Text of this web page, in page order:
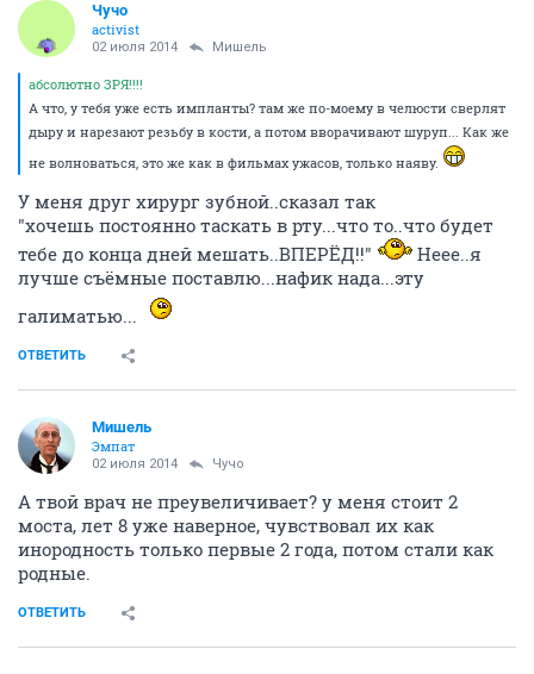
Чучо
activist
02 июля 2014 Мишель
абсолютно ЗРЯ!!!!
А что, у тебя уже есть импланты? там же по-моему в челюсти сверлят
дыру и нарезают резьбу в кости, а потом вворачивают шуруп... Как же
не волноваться, это же как в фильмах ужасов, только наяву.
У меня друг хирург зубной..сказал так
"хочешь постоянно таскать в рту...что то..что будет
тебе до конца дней мешать..ВПЕРЁД!!"
Неее..я
лучше съёмные поставлю...нафик нада...эту
галиматью...
ОТВЕТИТЬ
Мишель
Эмпат
02 июля 2014 Чучо
А твой врач не преувеличивает? у меня стоит 2
моста, лет 8 уже наверное, чувствовал их как
инородность только первые 2 года, потом стали как
родные.
ОТВЕТИТЬ